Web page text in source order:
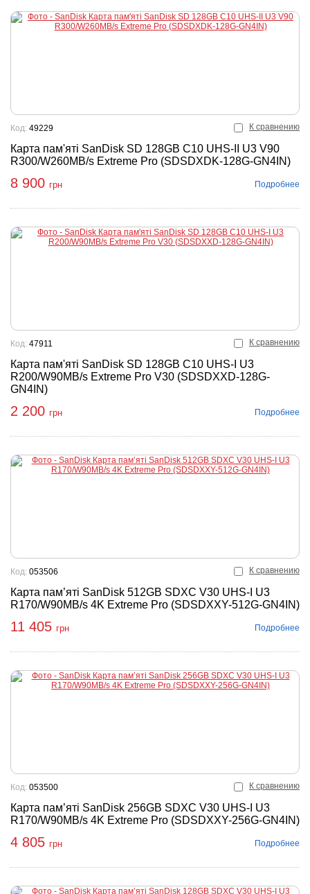
К сравнению
Карта пам'яті SanDisk SD 128GB C10 UHS-II U3 V90
R300/W260MB/s Extreme Pro (SDSDXDK-128G-GN4IN)
Код: 49229
8 900 грн Подробнее
К сравнению
Карта пам'яті SanDisk SD 128GB C10 UHS-I U3
R200/W90MB/s Extreme Pro V30 (SDSDXXD-128G-
GN4IN)
Код: 47911
2 200 грн Подробнее
К сравнению
Карта пам’яті SanDisk 512GB SDXC V30 UHS-I U3
R170/W90MB/s 4K Extreme Pro (SDSDXXY-512G-GN4IN)
Код: 053506
11 405 грн Подробнее
К сравнению
Карта пам’яті SanDisk 256GB SDXC V30 UHS-I U3
R170/W90MB/s 4K Extreme Pro (SDSDXXY-256G-GN4IN)
Код: 053500
4 805 грн Подробнее